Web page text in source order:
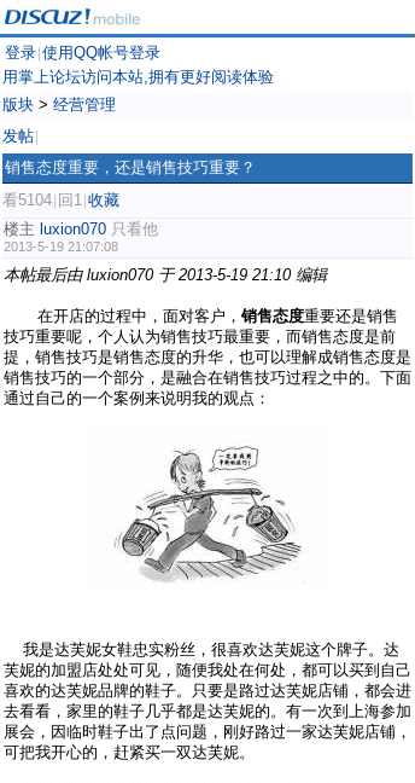
登录 使用QQ帐号登录
用掌上论坛访问本站,拥有更好阅读体验
版块 > 经营管理
发帖
销售态度重要，还是销售技巧重要？
看5104 回1 收藏
楼主 luxion070 只看他
2013-5-19 21:07:08
本帖最后由 luxion070 于 2013-5-19 21:10 编辑
在开店的过程中，面对客户， 销售态度重要还是销售
技巧重要呢，个人认为销售技巧最重要，而销售态度是前
提，销售技巧是销售态度的升华，也可以理解成销售态度是
销售技巧的一个部分，是融合在销售技巧过程之中的。下面
通过自己的一个案例来说明我的观点：
我是达芙妮女鞋忠实粉丝，很喜欢达芙妮这个牌子。达
芙妮的加盟店处处可见，随便我处在何处，都可以买到自己
喜欢的达芙妮品牌的鞋子。只要是路过达芙妮店铺，都会进
去看看，家里的鞋子几乎都是达芙妮的。有一次到上海参加
展会，因临时鞋子出了点问题，刚好路过一家达芙妮店铺，
可把我开心的，赶紧买一双达芙妮。